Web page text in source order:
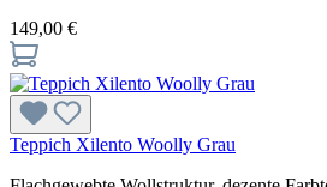
149,00 €
Teppich Xilento Woolly Grau